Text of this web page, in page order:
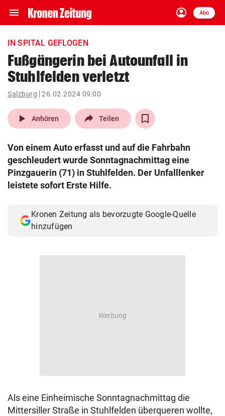
menu Navigation
ein-/ausklappen
account_circle
Anmelden
Abo
close Schließen
account_circle Anmelden
pin_drop
Wien arrow_right
search
Suchbegriff
eingeben
IN SPITAL GEFLOGEN
Fußgängerin bei Autounfall in
Stuhlfelden verletzt
Salzburg 26.02.2024 09:00
play_arrow Anhören Teilen
Von einem Auto erfasst und auf die Fahrbahn
geschleudert wurde Sonntagnachmittag eine
Pinzgauerin (71) in Stuhlfelden. Der Unfalllenker
leistete sofort Erste Hilfe.
Kronen Zeitung als bevorzugte Google-Quelle
hinzufügen
Als eine Einheimische Sonntagnachmittag die
Mittersiller Straße in Stuhlfelden überqueren wollte,